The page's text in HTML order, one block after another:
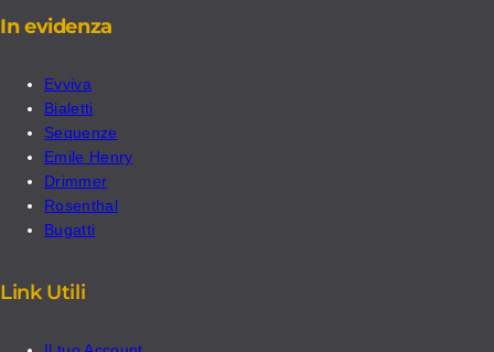
In evidenza
Evviva
Bialetti
Sequenze
Emile Henry
Drimmer
Rosenthal
Bugatti
Link Utili